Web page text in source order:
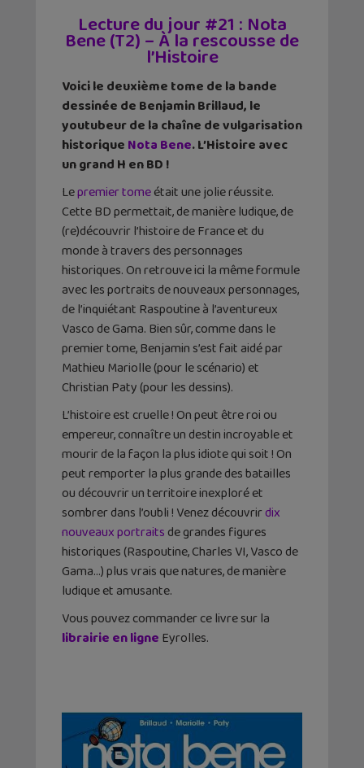
Lecture du jour #21 : Nota
Bene (T2) – À la rescousse de
l’Histoire
Voici le deuxième tome de la bande
dessinée de Benjamin Brillaud, le
youtubeur de la chaîne de vulgarisation
historique Nota Bene. L’Histoire avec
un grand H en BD !
Lepremier tomeétait une jolie réussite.
Cette BD permettait, de manière ludique, de
(re)découvrir l’histoire de France et du
monde à travers des personnages
historiques. On retrouve ici la même formule
avec les portraits de nouveaux personnages,
de l’inquiétant Raspoutine à l’aventureux
Vasco de Gama. Bien sûr, comme dans le
premier tome, Benjamin s’est fait aidé par
Mathieu Mariolle (pour le scénario) et
Christian Paty (pour les dessins).
L’histoire est cruelle ! On peut être roi ou
empereur, connaître un destin incroyable et
mourir de la façon la plus idiote qui soit ! On
peut remporter la plus grande des batailles
ou découvrir un territoire inexploré et
sombrer dans l’oubli ! Venez découvrirdix
nouveaux portraits de grandes figures
historiques (Raspoutine, Charles VI, Vasco de
Gama…) plus vrais que natures, de manière
ludique et amusante.
Vous pouvez commander ce livre sur la
librairie en ligne Eyrolles.